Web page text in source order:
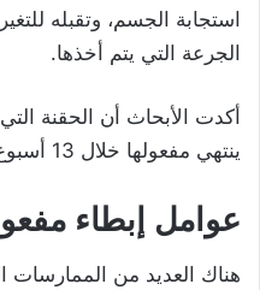
استجابة الجسم، وتقبله
الجرعة التي يتم أخذها.
ينتهي مفعولها خلال 13 أسبوع من تاريخ أخذ الحقنة.
عوامل إبطاء
هناك العديد من الممارسات